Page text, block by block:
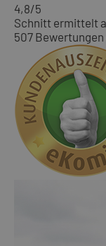
4,8/5
Schnitt ermittelt
507